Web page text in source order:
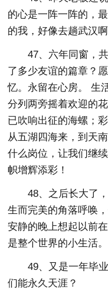
的心是一阵一阵的，
的我，好像去趟武汉啊
47、六年同窗，
了多少友谊的篇章？
忆。永留在心房。 生
分列两旁摇着欢迎的
已吹响出征的海螺；
从五湖四海来，到天
什么岗位，让我们继
帜增辉添彩！
48、之后长大了
生而完美的角落呼唤
安静的晚上想起以前
是整个世界的小生活。
49、又是一年毕
们能永久天涯？